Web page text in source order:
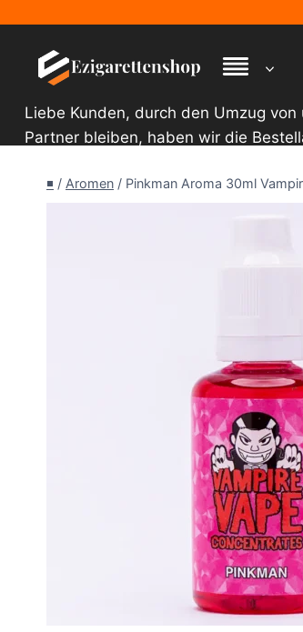
springen
Liebe Kunden, durch den Umzug
Partner bleiben, haben wir die
◾ / Aromen / Pinkman Aroma 30ml